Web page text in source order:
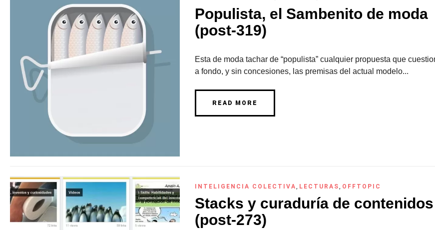
Populista, el Sambenito de moda
(post-319)
Esta de moda tachar de “populista” cualquier propuesta que
a fondo, y sin concesiones, las premisas del actual modelo...
READ MORE
INTELIGENCIA COLECTIVA, LECTURAS, OFFTOPIC
Stacks y curaduría de contenidos
(post-273)